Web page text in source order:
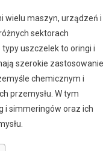
wielu maszyn, urządzeń i
sektorach
uszczelek to oringi i
szerokie zastosowanie
chemicznym i
przemysłu. W tym
i simmeringów oraz ich